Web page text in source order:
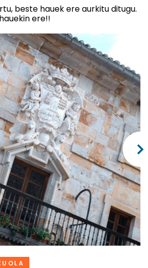
beste hauek ere aurkitu ditugu.
ere!!